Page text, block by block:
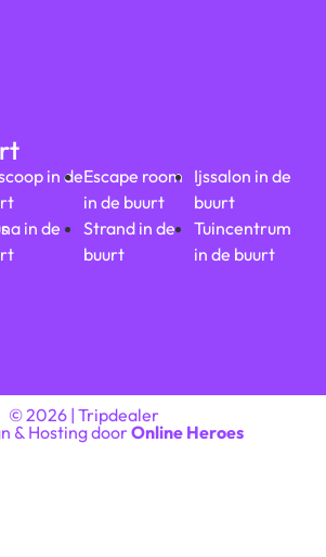
in de
in de
Escape room
in de buurt
Strand in de
buurt
Ijssalon in de
buurt
Tuincentrum
in de buurt
© 2026 | Tripdealer
& Hosting doorOnline Heroes